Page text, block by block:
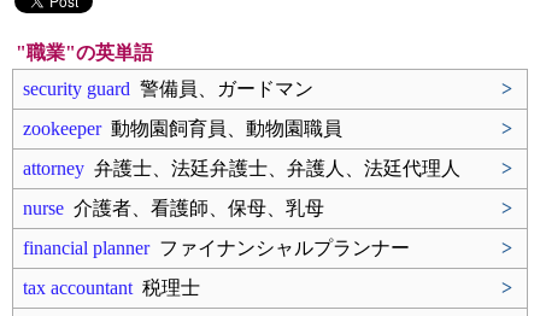
"職業"の英単語
security guard 警備員、ガードマン
>
zookeeper動物園飼育員、動物園職員
>
attorney 弁護士、法廷弁護士、弁護人、法廷代理人
>
nurse 介護者、看護師、保母、乳母
>
financial plannerファイナンシャルプランナー
>
tax accountant 税理士
>